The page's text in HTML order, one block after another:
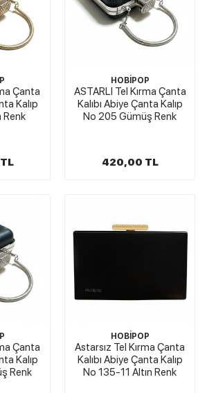
Çanta
Kalıp
Renk
HOBİPOP
ASTARLI Tel Kırma Çanta
Kalıbı Abiye Çanta Kalıp
No 205 Gümüş Renk
420,00 TL
Çanta
Kalıp
Renk
HOBİPOP
Astarsız Tel Kırma Çanta
Kalıbı Abiye Çanta Kalıp
No 135-11 Altın Renk